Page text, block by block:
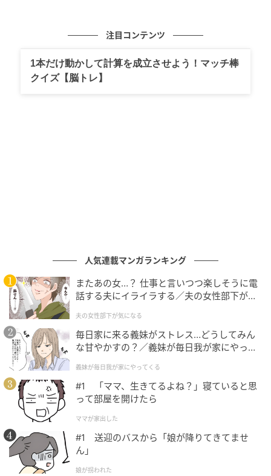
を効率よく刺激する工夫がいっぱい
ムーズになっていくんです。
また、腕を大きく上げたり、胸を開いたりする動き
は、心肺機能へよい効果を生み出します。
実際、ラジオ体操を続けている方を調査したところ、
呼吸機能を年齢換算した「肺年齢」が実年齢より若い
傾向にあることもわかりました＊。
＊一般財団法人 簡易保険加入者協会委託調査「平成25
年度 ラジオ体操の実施効果に関する調査研究」より
認知症リスクが18％低下し、敏捷性、持久
力、血管年齢や骨密度も向上！
注目コンテンツ
1本だけ動かして計算を成立させよう！マッチ棒
クイズ【脳トレ】
人気連載マンガランキング
またあの女…？ 仕事と言いつつ楽しそうに電
話する夫にイライラする／夫の女性部下が気
夫の女性部下が気になる
毎日家に来る義妹がストレス…どうしてみん
な甘やかすの？／義妹が毎日我が家にやって
が】
義妹が毎日我が家にやってくる
#1 「ママ、生きてるよね？」寝ていると思
って部屋を開けたら
ママが家出した
#1 送迎のバスから「娘が降りてきてませ
ん」
娘が拐われた